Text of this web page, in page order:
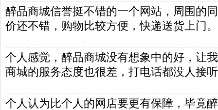
醉品商城信誉挺不错的一个网站，周围的
价还不错，购物比较方便，快递送货上门。
个人感觉，醉品商城没有想象中的好，让
商城的服务态度也很差，打电话都没人接
个人认为比个人的网店要更有保障，毕竟